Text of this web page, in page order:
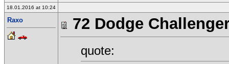
18.01.2016 at 10:24
Raxo 72 Dodge
quote: